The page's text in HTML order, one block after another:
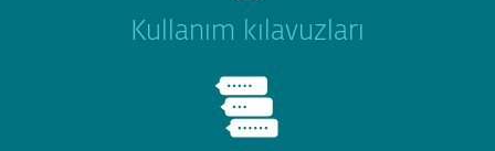
Kullanım kılavuzları